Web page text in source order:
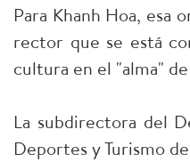
Para Khanh Hoa, esa
rector que se está
cultura en el "alma"
La subdirectora del
Deportes y Turismo